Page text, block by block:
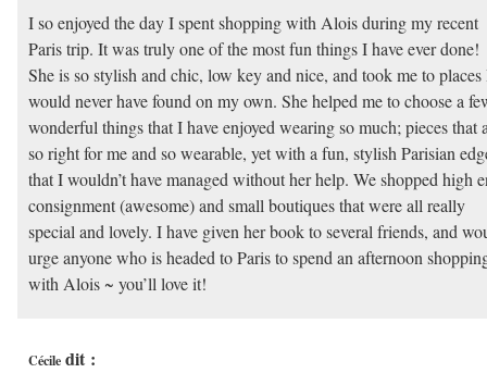
I so enjoyed the day I spent shopping with Alois during my recent
Paris trip. It was truly one of the most fun things I have ever done!
She is so stylish and chic, low key and nice, and took me to places
would never have found on my own. She helped me to choose a
wonderful things that I have enjoyed wearing so much; pieces that
so right for me and so wearable, yet with a fun, stylish Parisian
that I wouldn’t have managed without her help. We shopped high
consignment (awesome) and small boutiques that were all really
special and lovely. I have given her book to several friends, and
urge anyone who is headed to Paris to spend an afternoon
with Alois ~ you’ll love it!
Cécile dit :